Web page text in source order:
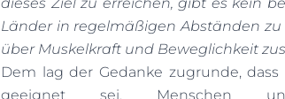
dieses Ziel zu erreichen, gibt es kein
Länder in regelmäßigen Abständen
über Muskelkraft und Beweglichkeit
Dem lag der Gedanke zugrunde,
geeignet sei, Menschen